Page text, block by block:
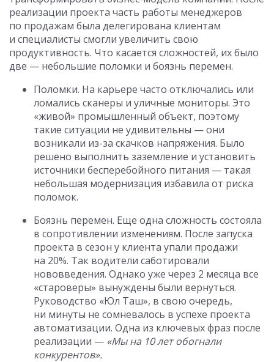
реализации проекта часть работы менеджеров
по продажам была делегирована клиентам
и специалисты смогли увеличить свою
продуктивность. Что касается сложностей, их было
две — небольшие поломки и боязнь перемен.
Поломки. На карьере часто отключались или
ломались сканеры и уличные мониторы. Это
«живой» промышленный объект, поэтому
такие ситуации не удивительны — они
возникали из-за скачков напряжения. Было
решено выполнить заземление и установить
источники бесперебойного питания — такая
небольшая модернизация избавила от риска
поломок.
Боязнь перемен. Еще одна сложность состояла
в сопротивлении изменениям. После запуска
проекта в сезон у клиента упали продажи
на 20%. Так водители саботировали
нововведения. Однако уже через 2 месяца все
«староверы» вынуждены были вернуться.
Руководство «Юл Таш», в свою очередь,
ни минуты не сомневалось в успехе проекта
автоматизации. Одна из ключевых фраз после
реализации — «Мы на 10 лет обогнали
конкурентов».